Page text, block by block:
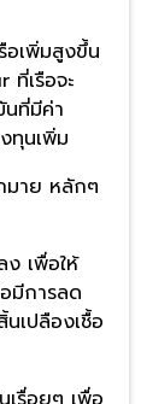
อเพิ่มสูงขึ้น
เรือจะ
นที่มีค่า
ทุนเพิ่ม
มาย หลักๆ
เพื่อให้
มีการลด
เปลืองเชื้อ